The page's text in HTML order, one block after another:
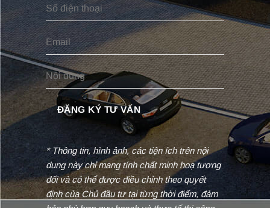
* Thông tin, hình ảnh, các tiện ích trên nội
dung này chỉ mang tính chất minh hoạ tương
đối và có thể được điều chỉnh theo quyết
định của Chủ đầu tư tại từng thời điểm, đảm